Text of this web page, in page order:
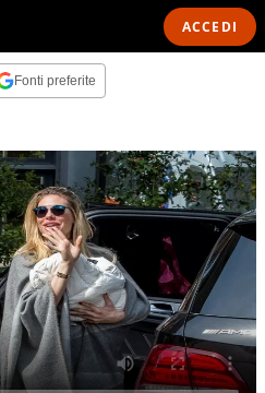
ACCEDI
Fonti preferite